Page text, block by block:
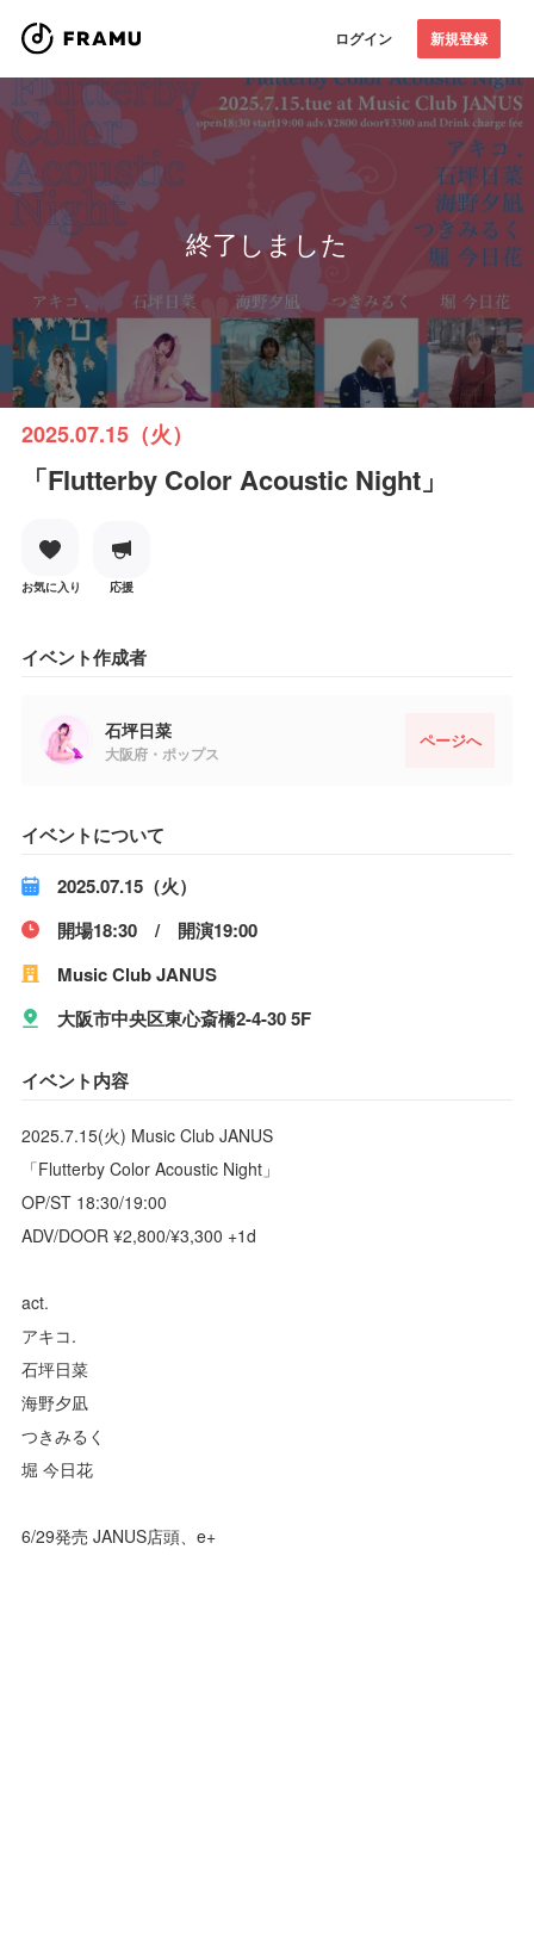
ログイン 新規登録
終了しました
2025.07.15（火）
「Flutterby Color Acoustic Night」
お気に入り 応援
イベント作成者
石坪日菜
大阪府・ポップス
ページへ
イベントについて
2025.07.15（火）
開場18:30 / 開演19:00
Music Club JANUS
大阪市中央区東心斎橋2-4-30 5F
イベント内容
2025.7.15(火) Music Club JANUS
「Flutterby Color Acoustic Night」
OP/ST 18:30/19:00
ADV/DOOR ¥2,800/¥3,300 +1d
act.
アキコ.
石坪日菜
海野夕凪
つきみるく
堀 今日花
6/29発売 JANUS店頭、e+